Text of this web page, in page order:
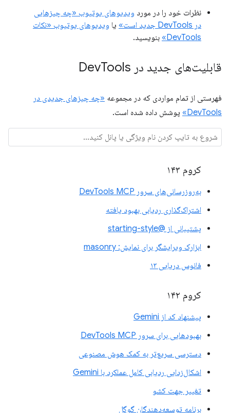
نظرات خود را در مورد ویدیوهای یوتیوب «چه چیزهایی
در DevTools جدید است»
یا ویدیوهای یوتیوب «نکات
DevTools»
بنویسید.
قابلیت‌های جدید در Dev Tools
فهرستی از تمام مواردی که در مجموعه «چه چیزهای جدیدی در
DevTools»
پوشش داده شده است.
کروم ۱۴۳
به‌روزرسانی‌های سرور DevTools MCP
اشتراک‌گذاری ردیابی بهبود یافته
پشتیبانی از @starting-style
ابزارک ویرایشگر برای نمایش: masonry
فانوس دریایی ۱۳
کروم ۱۴۲
پیشنهاد کد از Gemini
بهبودهایی برای سرور DevTools MCP
دسترسی سریع‌تر به کمک هوش مصنوعی
اشکال‌زدایی ردیابی کامل عملکرد با Gemini
تغییر جهت کشو
برنامه توسعه‌دهندگان گوگل